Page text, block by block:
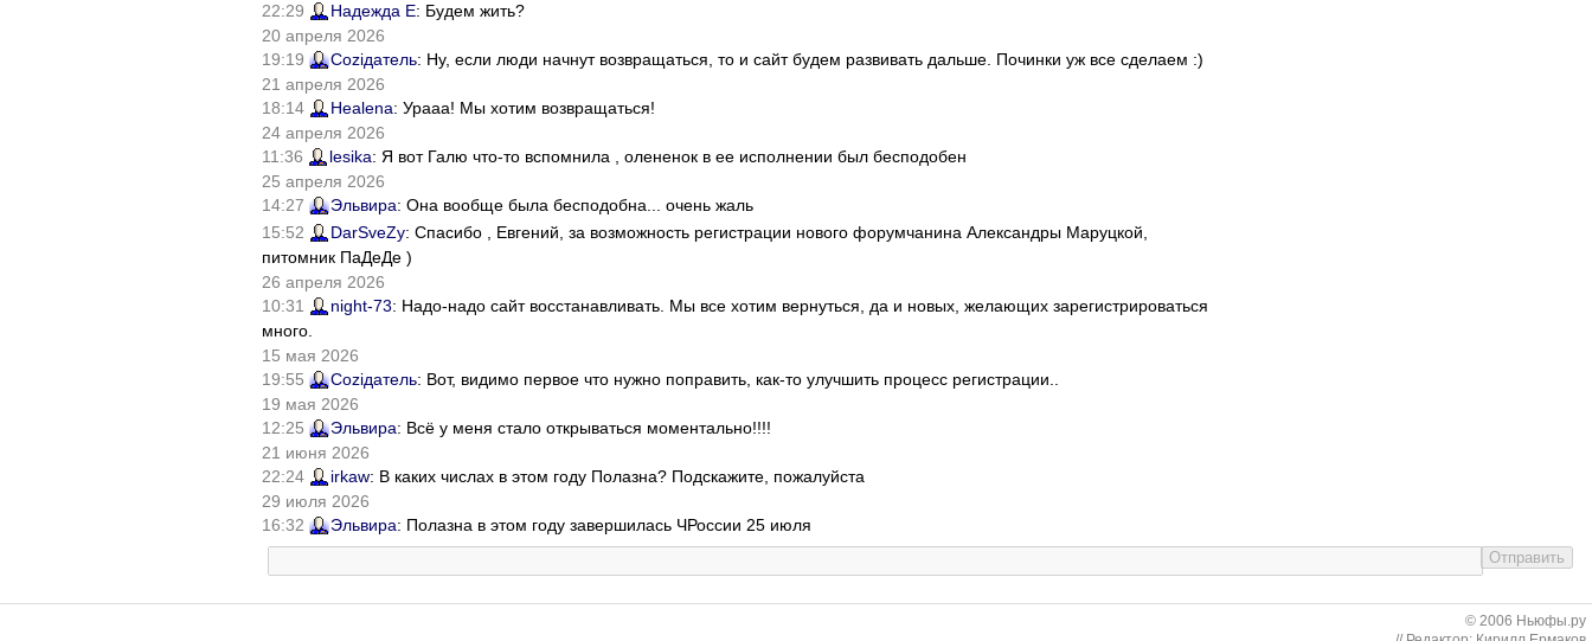
22:29
Надежда Е: Будем жить?
20 апреля 2026
19:19
Соziдатель: Ну, если люди начнут возвращаться, то и сайт будем развивать дальше. Починки уж все сделаем :)
21 апреля 2026
18:14
Healena: Урааа! Мы хотим возвращаться!
24 апреля 2026
11:36
lesika: Я вот Галю что-то вспомнила , олененок в ее исполнении был бесподобен
25 апреля 2026
14:27
Эльвира: Она вообще была бесподобна... очень жаль
15:52
DarSveZy: Спасибо , Евгений, за возможность регистрации нового форумчанина Александры Маруцкой,
питомник ПаДеДе )
26 апреля 2026
10:31
night-73: Надо-надо сайт восстанавливать. Мы все хотим вернуться, да и новых, желающих зарегистрироваться
много.
15 мая 2026
19:55
Соziдатель: Вот, видимо первое что нужно поправить, как-то улучшить процесс регистрации..
19 мая 2026
12:25
Эльвира: Всё у меня стало открываться моментально!!!!
21 июня 2026
22:24
irkaw: В каких числах в этом году Полазна? Подскажите, пожалуйста
29 июля 2026
16:32
Эльвира: Полазна в этом году завершилась ЧРоссии 25 июля
© 2006 Ньюфы.ру